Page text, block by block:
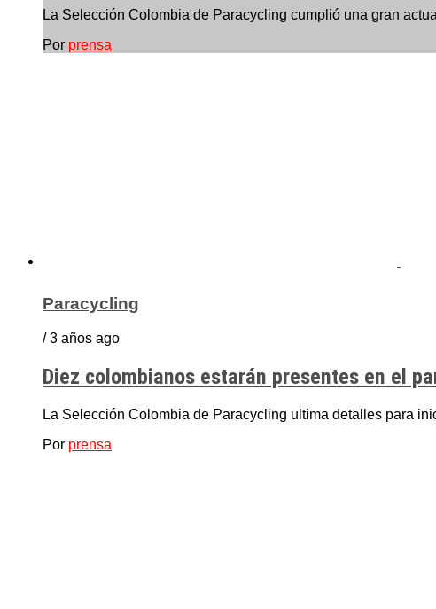
La Selección Colombia de Paracycling cumplió una gran
Por prensa
Paracycling
/ 3 años ago
Diez colombianos estarán presentes en el
La Selección Colombia de Paracycling ultima detalles para
Por prensa